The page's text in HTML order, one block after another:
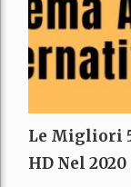
Le Migliori
HD Nel 2020